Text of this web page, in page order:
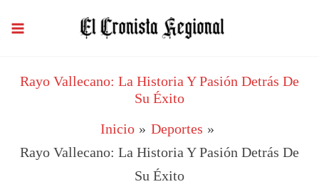
Rayo Vallecano: La Historia Y Pasión Detrás De
Su Éxito
Inicio
Deportes
Rayo Vallecano: La Historia Y Pasión Detrás De
Su Éxito